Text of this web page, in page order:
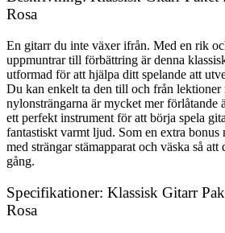
Rosa
En gitarr du inte växer ifrån. Med en rik
uppmuntrar till förbättring är denna
utformad för att hjälpa ditt spelande att
Du kan enkelt ta den till och från lektioner
nylonsträngarna är mycket mer förlåtande
ett perfekt instrument för att börja spela
fantastiskt varmt ljud. Som en extra bonus
med strängar stämapparat och väska så att
gång.
Specifikationer: Klassisk Gitarr
Rosa